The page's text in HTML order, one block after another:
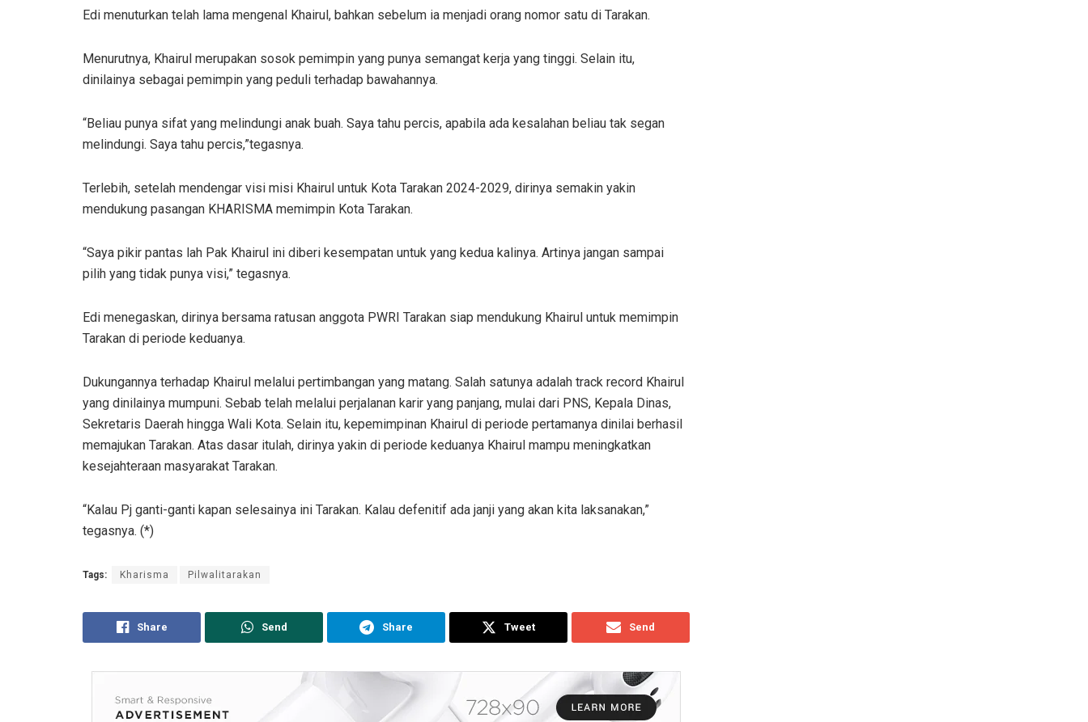
Edi menuturkan telah lama mengenal Khairul, bahkan sebelum ia menjadi orang nomor satu di Tarakan.
Menurutnya, Khairul merupakan sosok pemimpin yang punya semangat kerja yang tinggi. Selain itu,
dinilainya sebagai pemimpin yang peduli terhadap bawahannya.
“Beliau punya sifat yang melindungi anak buah. Saya tahu percis, apabila ada kesalahan beliau tak segan
melindungi. Saya tahu percis,”tegasnya.
Terlebih, setelah mendengar visi misi Khairul untuk Kota Tarakan 2024-2029, dirinya semakin yakin
mendukung pasangan KHARISMA memimpin Kota Tarakan.
“Saya pikir pantas lah Pak Khairul ini diberi kesempatan untuk yang kedua kalinya. Artinya jangan sampai
pilih yang tidak punya visi,” tegasnya.
Edi menegaskan, dirinya bersama ratusan anggota PWRI Tarakan siap mendukung Khairul untuk memimpin
Tarakan di periode keduanya.
Dukungannya terhadap Khairul melalui pertimbangan yang matang. Salah satunya adalah track record Khairul
yang dinilainya mumpuni. Sebab telah melalui perjalanan karir yang panjang, mulai dari PNS, Kepala Dinas,
Sekretaris Daerah hingga Wali Kota. Selain itu, kepemimpinan Khairul di periode pertamanya dinilai berhasil
memajukan Tarakan. Atas dasar itulah, dirinya yakin di periode keduanya Khairul mampu meningkatkan
kesejahteraan masyarakat Tarakan.
“Kalau Pj ganti-ganti kapan selesainya ini Tarakan. Kalau defenitif ada janji yang akan kita laksanakan,”
tegasnya. (*)
Tags: Kharisma Pilwalitarakan
Share Send Share Tweet Send